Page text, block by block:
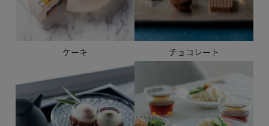
ケーキ チョコレート